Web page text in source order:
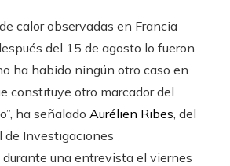
calor observadas en Francia
del 15 de agosto lo fueron
ha habido ningún otro caso en
constituye otro marcador del
ha señalado Aurélien Ribes , del
de Investigaciones
durante una entrevista el viernes